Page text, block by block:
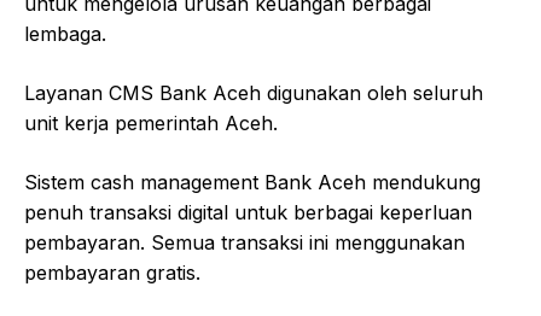
lembaga.
Layanan CMS Bank Aceh digunakan oleh seluruh
unit kerja pemerintah Aceh.
Sistem cash management Bank Aceh mendukung
penuh transaksi digital untuk berbagai keperluan
pembayaran. Semua transaksi ini menggunakan
pembayaran gratis.